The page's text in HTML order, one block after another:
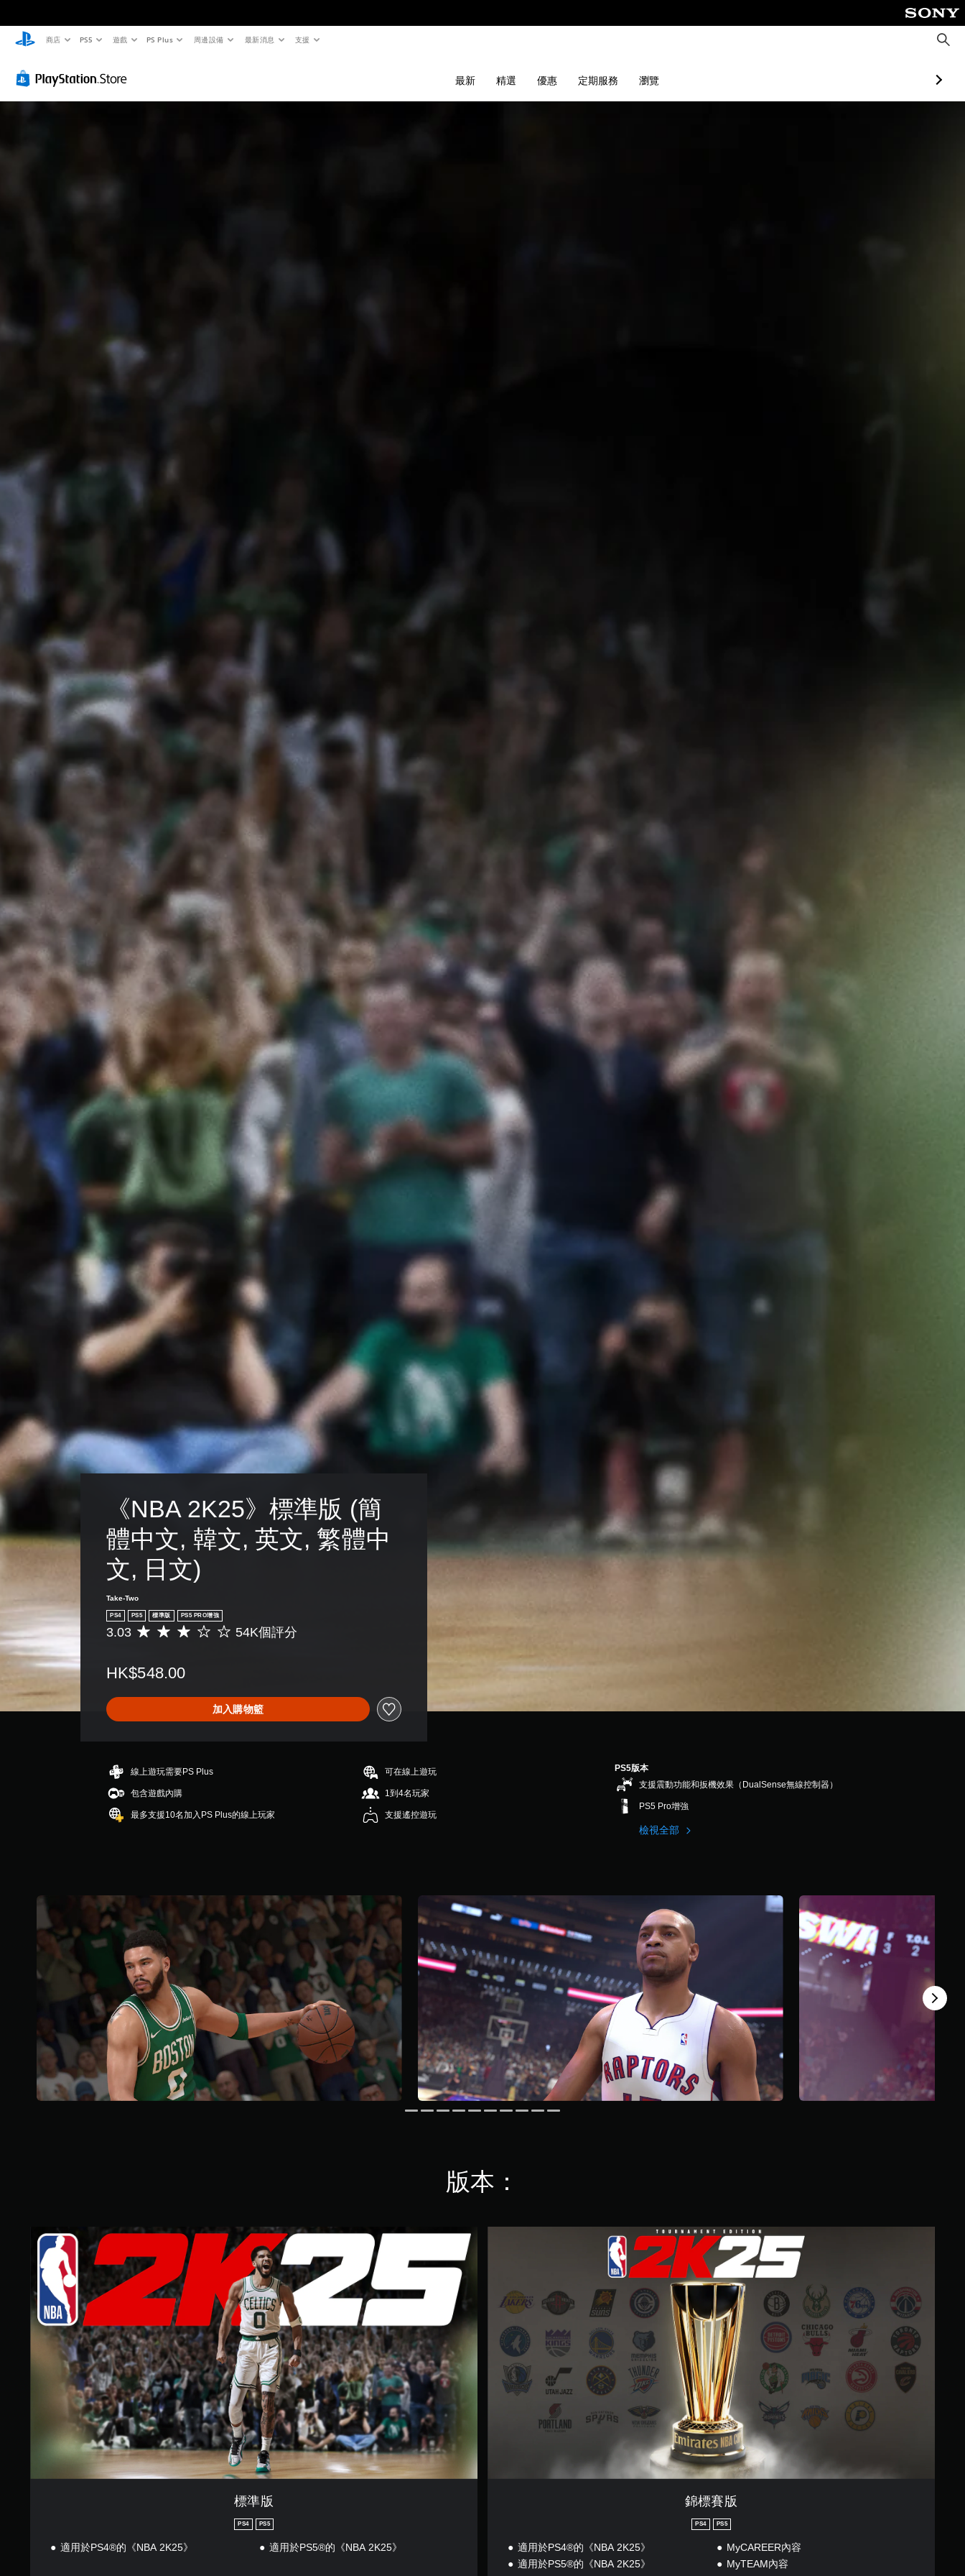
商店 PS5 遊戲 PS Plus 周邊設備 最新消息 支援
搜
尋
最新 精選 優惠 定期服務 瀏覽
《NBA 2K25》標準版 (簡
體中文, 韓文, 英文, 繁體中
文, 日文)
Take-Two
PS4 PS5 標準版 PS5 PRO增強
平
分
3
.
3
星
滿
分
5
4
則
3.03 54K個評分
HK$548.00
加入購物籃
線上遊玩需要PS Plus
包含遊戲內購
最多支援10名加入PS Plus的線上玩家
可在線上遊玩
1到4名玩家
支援遙控遊玩
PS5版本
支援震動功能和扳機效果（DualSense無線控制器）
PS5 Pro增強
檢視全部
版本：
標
標準版
PS4 PS5
適用於PS4®的《NBA 2K25》 適用於PS5®的《NBA 2K25》
錦標賽版
PS4 PS5
適用於PS4®的《NBA 2K25》
適用於PS5®的《NBA 2K25》
MyCAREER內容
MyTEAM內容